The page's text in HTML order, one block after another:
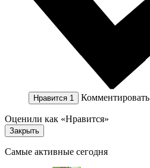
Нравится 1 Комментировать
Оценили как «Нравится»
Закрыть
Самые активные сегодня